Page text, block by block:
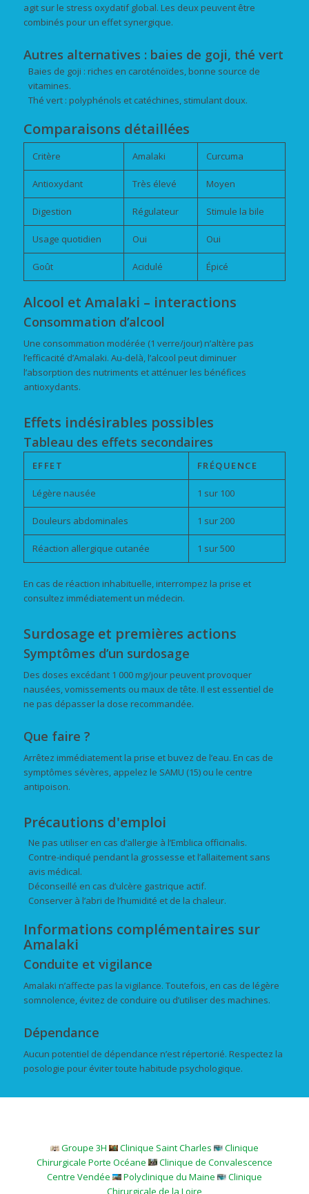
agit sur le stress oxydatif global. Les deux peuvent être
combinés pour un effet synergique.
Autres alternatives : baies de goji, thé vert
Baies de goji : riches en caroténoïdes, bonne source de
vitamines.
Thé vert : polyphénols et catéchines, stimulant doux.
Comparaisons détaillées
Critère Amalaki Curcuma
Antioxydant Très élevé Moyen
Digestion Régulateur Stimule la bile
Usage quotidien Oui Oui
Goût Acidulé Épicé
Alcool et Amalaki – interactions
Consommation d’alcool
Une consommation modérée (1 verre/jour) n’altère pas
l’efficacité d’Amalaki. Au-delà, l’alcool peut diminuer
l’absorption des nutriments et atténuer les bénéfices
antioxydants.
Effets indésirables possibles
Tableau des effets secondaires
EFFET FRÉQUENCE
Légère nausée 1 sur 100
Douleurs abdominales 1 sur 200
Réaction allergique cutanée 1 sur 500
En cas de réaction inhabituelle, interrompez la prise et
consultez immédiatement un médecin.
Surdosage et premières actions
Symptômes d’un surdosage
Des doses excédant 1 000 mg/jour peuvent provoquer
nausées, vomissements ou maux de tête. Il est essentiel de
ne pas dépasser la dose recommandée.
Que faire ?
Arrêtez immédiatement la prise et buvez de l’eau. En cas de
symptômes sévères, appelez le SAMU (15) ou le centre
antipoison.
Précautions d'emploi
Ne pas utiliser en cas d’allergie à l’Emblica officinalis.
Contre-indiqué pendant la grossesse et l’allaitement sans
avis médical.
Déconseillé en cas d’ulcère gastrique actif.
Conserver à l’abri de l’humidité et de la chaleur.
Informations complémentaires sur
Amalaki
Conduite et vigilance
Amalaki n’affecte pas la vigilance. Toutefois, en cas de légère
somnolence, évitez de conduire ou d’utiliser des machines.
Dépendance
Aucun potentiel de dépendance n’est répertorié. Respectez la
posologie pour éviter toute habitude psychologique.
Groupe 3H Clinique Saint Charles
Clinique
Chirurgicale Porte Océane
Clinique de Convalescence
Centre Vendée
Polyclinique du Maine
Clinique
Chirurgicale de la Loire